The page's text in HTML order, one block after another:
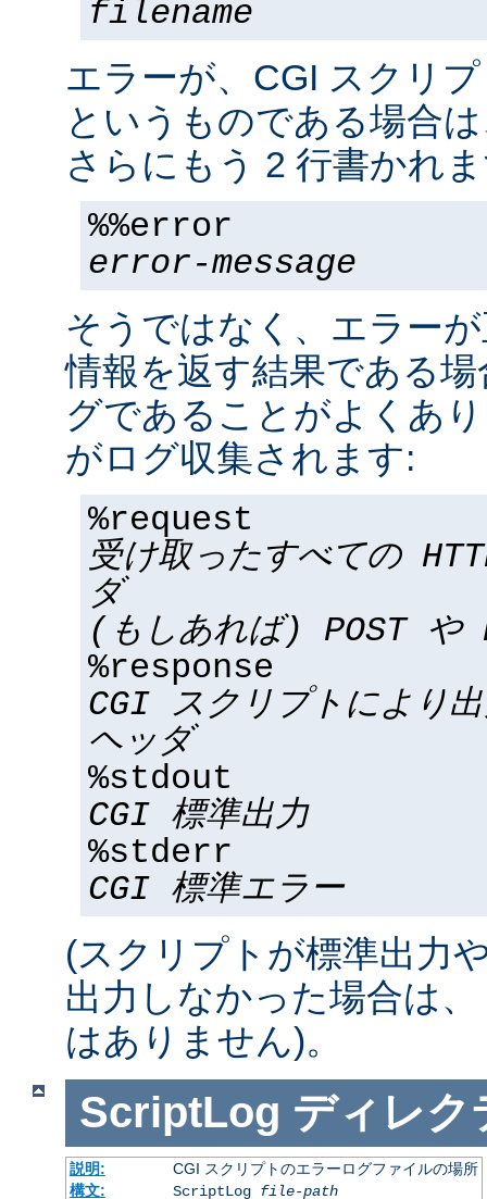
filename
エラーが、CGI スクリ
というものである場合
さらにもう 2 行書かれ
%%error
error-message
そうではなく、エラー
情報を返す結果である
グであることがよくあ
がログ収集されます:
%request
受け取ったすべての
ダ
(もしあれば) POST や
%response
CGI スクリプトにより
ヘッダ
%stdout
CGI 標準出力
%stderr
CGI 標準エラー
(スクリプトが標準出力
出力しなかった場合は
はありません)。
ScriptLog ディレク
説明:
CGI スクリプトのエラーログファイルの場所
構文:
ScriptLog file-path